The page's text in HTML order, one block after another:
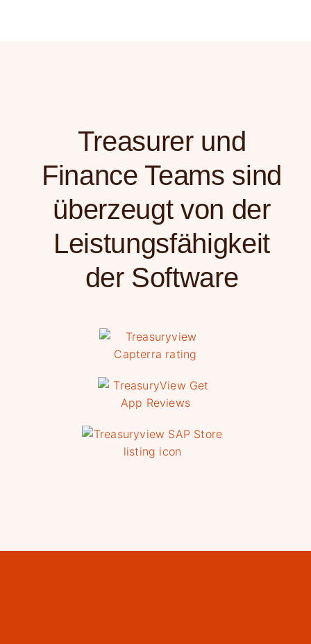
Treasurer und
Finance Teams sind
überzeugt von der
Leistungsfähigkeit
der Software